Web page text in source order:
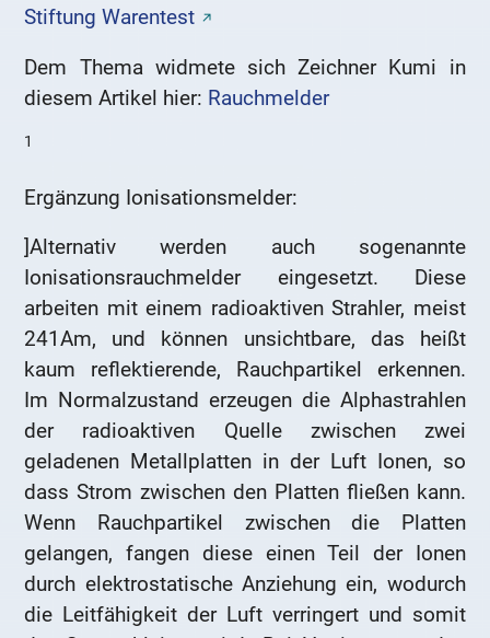
Stiftung Warentest
Dem Thema widmete sich Zeichner Kumi in
diesem Artikel hier: Rauchmelder
1
Ergänzung Ionisationsmelder:
]Alternativ werden auch sogenannte
Ionisationsrauchmelder eingesetzt. Diese
arbeiten mit einem radioaktiven Strahler, meist
241Am, und können unsichtbare, das heißt
kaum reflektierende, Rauchpartikel erkennen.
Im Normalzustand erzeugen die Alphastrahlen
der radioaktiven Quelle zwischen zwei
geladenen Metallplatten in der Luft Ionen, so
dass Strom zwischen den Platten fließen kann.
Wenn Rauchpartikel zwischen die Platten
gelangen, fangen diese einen Teil der Ionen
durch elektrostatische Anziehung ein, wodurch
die Leitfähigkeit der Luft verringert und somit